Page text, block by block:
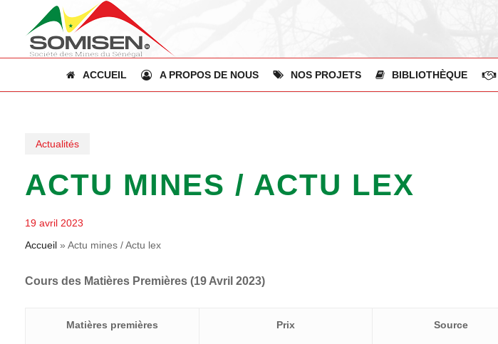
ACCUEIL A PROPOS DE NOUS NOS PROJETS BIBLIOTHÈQUE
Actualités
ACTU MINES / ACTU LEX
19 avril 2023
Accueil » Actu mines / Actu lex
Cours des Matières Premières (19 Avril 2023)
Matières premières Prix Source